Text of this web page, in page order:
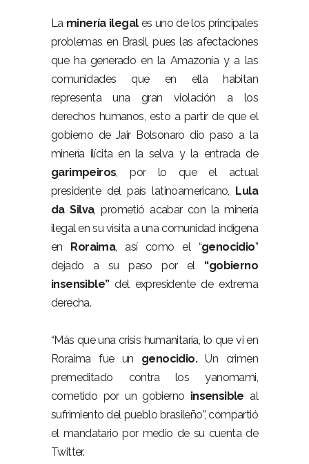
La minería ilegales uno de los principales
problemas en Brasil, pues las afectaciones
que ha generado en la Amazonía y a las
comunidades que en ella habitan
representa una gran violación a los
derechos humanos, esto a partir de que el
gobierno de Jair Bolsonaro dio paso a la
minería ilícita en la selva y la entrada de
garimpeiros, por lo que el actual
presidente del país latinoamericano, Lula
da Silva, prometió acabar con la minería
ilegal en su visita a una comunidad indígena
en Roraima, así como el “genocidio”
dejado a su paso por el “gobierno
insensible”del expresidente de extrema
derecha.
“Más que una crisis humanitaria, lo que vi en
Roraima fue un genocidio.Un crimen
premeditado contra los yanomami,
cometido por un gobierno insensible al
sufrimiento del pueblo brasileño”, compartió
el mandatario por medio de su cuenta de
Twitter.